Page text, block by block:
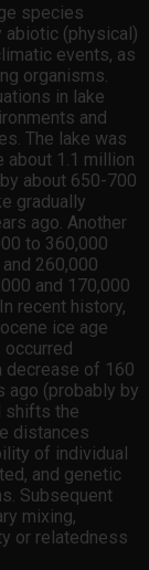
species
abiotic (physical)
events, as
organisms.
in lake
and
The lake was
1.1 million
about 650-700
gradually
ago. Another
to 360,000
260,000
and 170,000
recent history,
ice age
occurred
decrease of 160
ago (probably by
shifts the
distances
of individual
and genetic
Subsequent
mixing,
or relatedness